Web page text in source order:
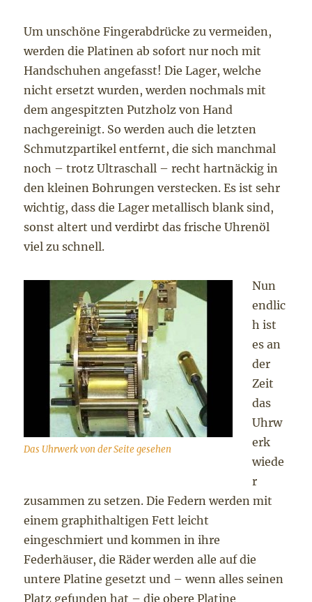
Um unschöne Fingerabdrücke zu vermeiden,
werden die Platinen ab sofort nur noch mit
Handschuhen angefasst! Die Lager, welche
nicht ersetzt wurden, werden nochmals mit
dem angespitzten Putzholz von Hand
nachgereinigt. So werden auch die letzten
Schmutzpartikel entfernt, die sich manchmal
noch – trotz Ultraschall – recht hartnäckig in
den kleinen Bohrungen verstecken. Es ist sehr
wichtig, dass die Lager metallisch blank sind,
sonst altert und verdirbt das frische Uhrenöl
viel zu schnell.
Das Uhrwerk von der Seite gesehen
Nun
endlic
h ist
es an
der
Zeit
das
Uhrw
erk
wiede
r
zusammen zu setzen. Die Federn werden mit
einem graphithaltigen Fett leicht
eingeschmiert und kommen in ihre
Federhäuser, die Räder werden alle auf die
untere Platine gesetzt und – wenn alles seinen
Platz gefunden hat – die obere Platine